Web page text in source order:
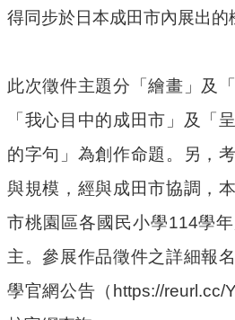
府
訊
公
開
檔
案
用
安
全
及
得同步於日本成田市內展出的
此次徵件主題分「繪畫」及
「我心目中的成田市」及「
的字句」為創作命題。另，
與規模，經與成田市協調，
市桃園區各國民小學114學
主。參展作品徵件之詳細報
學官網公告（https://reurl.cc/